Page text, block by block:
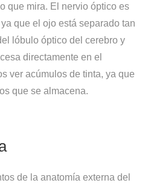
que mira. El nervio óptico es
que el ojo está separado tan
lóbulo óptico del cerebro y
directamente en el
ver acúmulos de tinta, ya que
que se almacena.
de la anatomía externa del